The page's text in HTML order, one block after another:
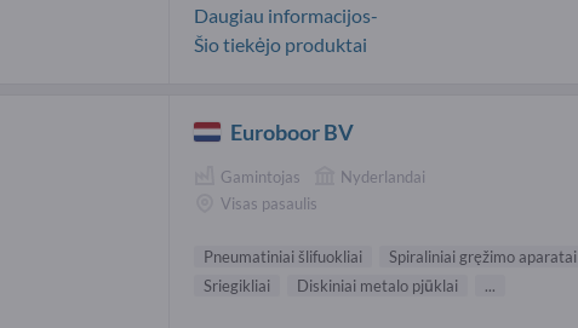
Daugiau informacijos-
Šio tiekėjo produktai
Euroboor BV
Gamintojas
Nyderlandai
Visas pasaulis
Pneumatiniai šlifuokliai Spiraliniai gręžimo aparatai
Sriegikliai
Diskiniai metalo pjūklai ...